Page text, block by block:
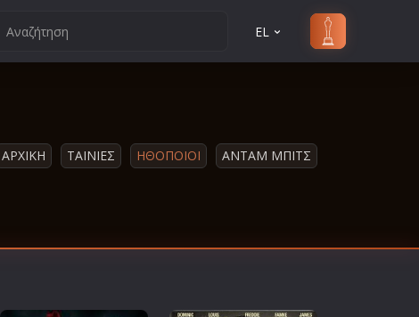
EL
ΑΡΧΙΚΗ ΤΑΙΝΙΕΣ ΗΘΟΠΟΙΟΙ ΆΝΤΑΜ ΜΠΙΤΣ